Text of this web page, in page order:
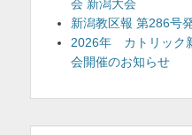
会 新潟大会
新潟教区報 第286号
2026年 カトリッ
会開催のお知らせ